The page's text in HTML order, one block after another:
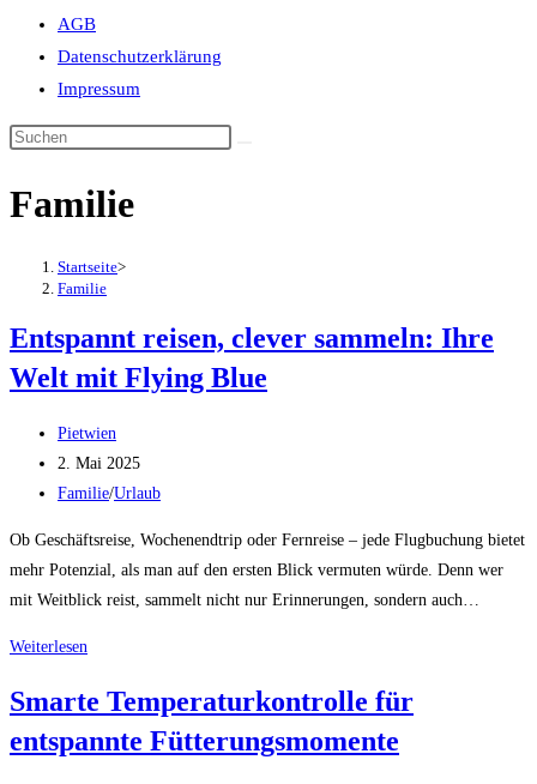
umschalten
AGB
Datenschutzerklärung
Impressum
Familie
Startseite>
Familie
Entspannt reisen, clever sammeln: Ihre
Welt mit Flying Blue
Beitrags-
Autor:
Pietwien
Beitrag
veröffentlicht:
2. Mai 2025
Beitrags-
Familie/Urlaub
Ob Geschäftsreise, Wochenendtrip oder Fernreise – jede Flugbuchung bietet
mehr Potenzial, als man auf den ersten Blick vermuten würde. Denn wer
mit Weitblick reist, sammelt nicht nur Erinnerungen, sondern auch…
Weiterlesen
clever
sammeln:
Smarte Temperaturkontrolle für
entspannte Fütterungsmomente